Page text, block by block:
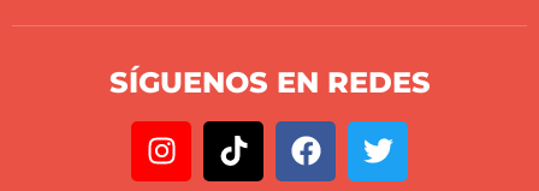
SÍGUENOS EN REDES